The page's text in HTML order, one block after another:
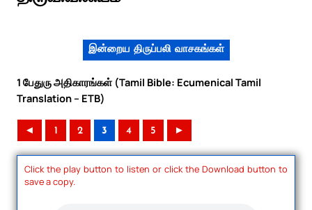
இன்றைய திருப்பலி வாசகங்கள்
1 பேதுரு அதிகாரங்கள் (Tamil Bible: Ecumenical Tamil
Translation – ETB)
◄ 1 2 3 4 5 ►
Click the play button to listen or click the Download button to
save a copy.